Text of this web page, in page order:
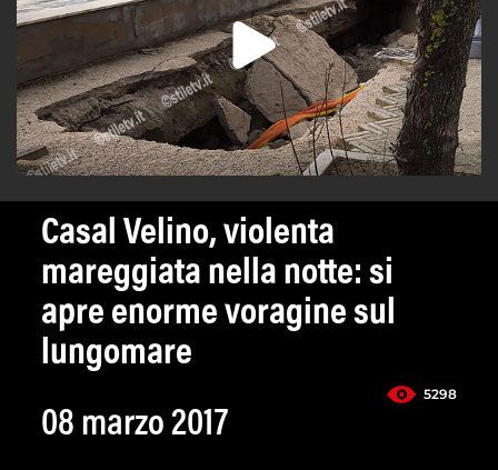
Casal Velino, violenta
mareggiata nella notte: si
apre enorme voragine sul
lungomare
5298
08 marzo 2017